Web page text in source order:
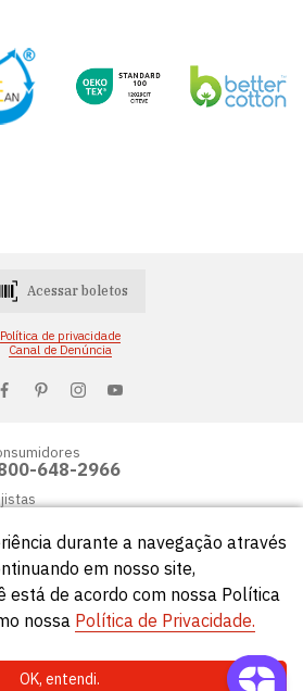
Acessar boletos
Política de privacidade
Canal de Denúncia
648-2966
- Todos os direitos reservados.
durante a navegação através
em nosso site,
está de acordo com nossa Política
nossa Política de Privacidade.
OK, entendi.